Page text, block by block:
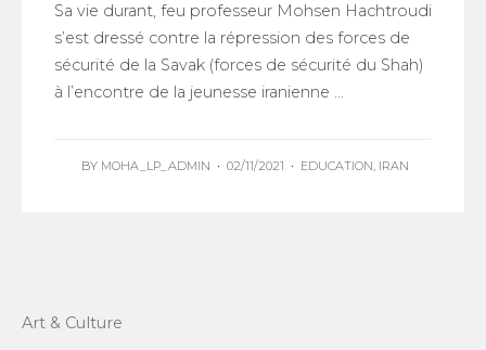
Sa vie durant, feu professeur Mohsen Hachtroudi
s’est dressé contre la répression des forces de
sécurité de la Savak (forces de sécurité du Shah)
à l’encontre de la jeunesse iranienne ...
BY MOHA_LP_ADMIN • 02/11/2021 • EDUCATION, IRAN
Art & Culture